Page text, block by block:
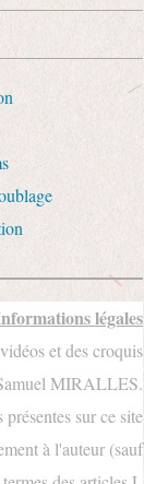
légales
et des croquis
MIRALLES.
sur ce site
à l'auteur (sauf